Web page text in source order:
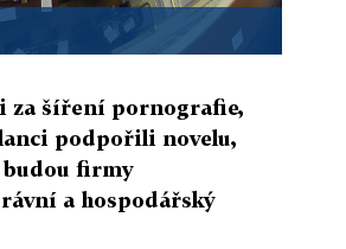
za šíření pornografie,
podpořili novelu,
firmy
a hospodářský